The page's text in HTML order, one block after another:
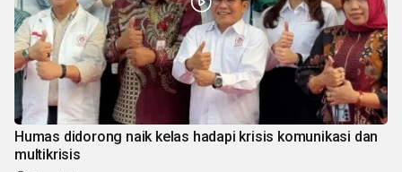
Humas didorong naik kelas hadapi krisis komunikasi dan
multikrisis